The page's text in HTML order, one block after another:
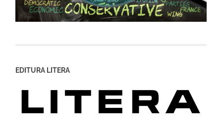
EDITURA LITERA